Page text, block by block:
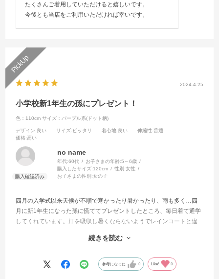
たくさんご着用していただけると嬉しいです。
今後とも当店をご利用いただければ幸いです。
2024.4.25
小学校新1年生の孫にプレゼント！
色：110cm サイズ：パープル系(ドット柄)
デザイン:良い サイズ:ピッタリ 着心地:良い 伸縮性:普通
価格:高い
no name
年代:60代 お子さまの年齢:5～6歳
購入したサイズ:120cm 性別:女性
お子さまの性別:女の子
四月の入学式以来天候が不順で寒かったり暑かったり、雨も多く…四
月に新1年生になった孫に慌ててプレゼントしたところ、毎日着て通学
してくれています。汗を吸収し暑くならないようでレインコートと違
雨にも安心です。色は少し地味ですが毎日着てくれているので寒がり
ようです。幼稚園に行っている二人の孫達には春や秋の遠足用に急な
雨にも対応出来リュックを背負っても着れるのでプレゼントしてお嫁
続きを読む
参考になった 0 Like! 0